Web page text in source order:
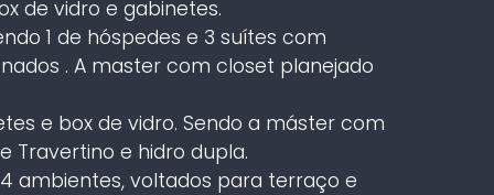
de vidro e gabinetes.
1 de hóspedes e 3 suítes com
. A master com closet planejado
e box de vidro. Sendo a máster com
Travertino e hidro dupla.
ambientes, voltados para terraço e